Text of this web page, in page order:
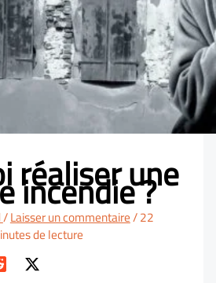
réaliser une
incendie ?
/Laisser un commentaire/22
de lecture